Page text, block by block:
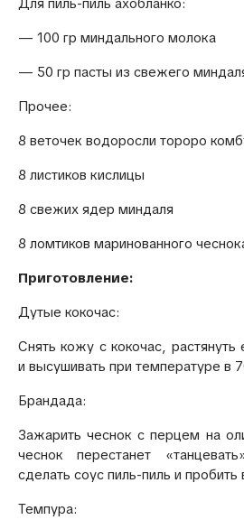
Для пиль-пиль ахобланко:
— 100 гр миндального молока
— 50 гр пасты из свежего
Прочее:
8 веточек водоросли тороро
8 листиков кислицы
8 свежих ядер миндаля
8 ломтиков маринованного
Приготовление:
Дутые кокочас:
Снять кожу с кокочас, растянуть
и высушивать при температуре в
Брандада:
Зажарить чеснок с перцем на
чеснок перестанет
сделать соус пиль-пиль и
Темпура: